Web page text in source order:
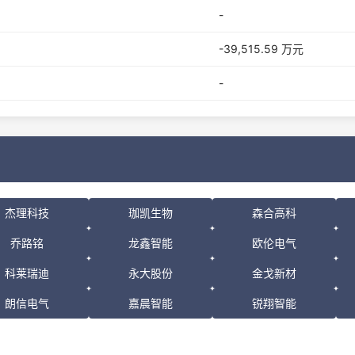
-
-39,515.59 万元
-
杰理科技 珈凯生物 森合高科
乔路铭 龙鑫智能 欧伦电气
科莱瑞迪 永大股份 金戈新材
朗信电气 嘉晨智能 锐翔智能